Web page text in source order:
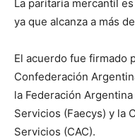
La paritaria mercantil
ya que alcanza a más
El acuerdo fue firmado
Confederación
la Federación
Servicios (Faecys) y la
Servicios (CAC).